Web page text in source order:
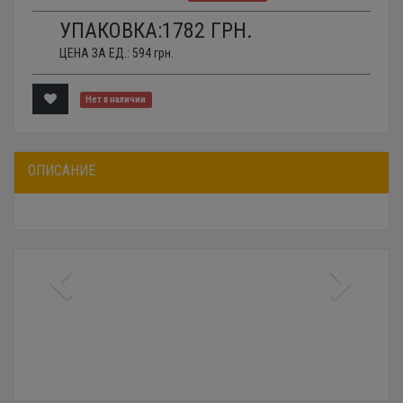
УПАКОВКА:1782 ГРН.
ЦЕНА ЗА ЕД.: 594 грн.
Нет в наличии
ОПИСАНИЕ